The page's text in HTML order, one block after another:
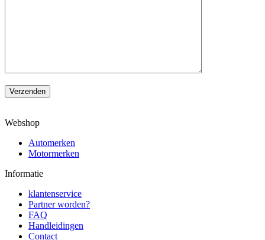
Verzenden
Webshop
Automerken
Motormerken
Informatie
klantenservice
Partner worden?
FAQ
Handleidingen
Contact